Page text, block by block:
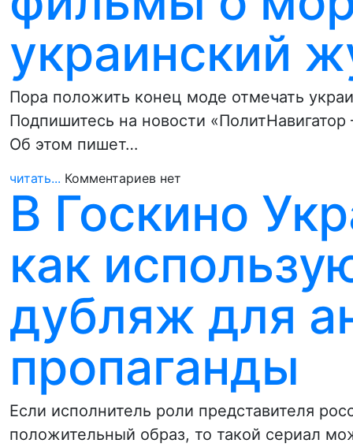
украинский
Пора положить конец моде отмечать
Подпишитесь на новости
Об этом пишет…
читать... Комментариев нет
В Госкино
как
дубляж для
пропаганды
Если исполнитель роли представителя
положительный образ, то такой сериал